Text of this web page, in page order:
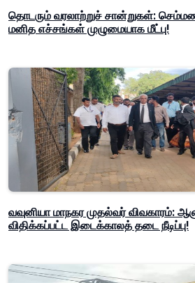
தொடரும் வரலாற்றுச் சான்றுகள்:
மனித எச்சங்கள் முழுமையாக மீட்பு!
வவுனியா மாநகர முதல்வர் விவகாரம்:
விதிக்கப்பட்ட இடைக்காலத் தடை நீடிப்பு!